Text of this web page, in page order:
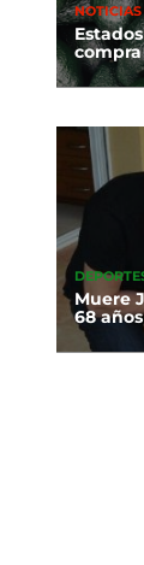
NOTICIAS
Muere
68 años